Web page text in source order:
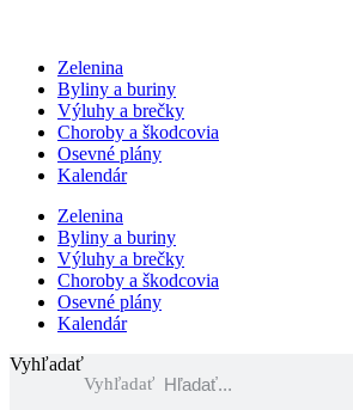
Zelenina
Byliny a buriny
Výluhy a brečky
Choroby a škodcovia
Osevné plány
Kalendár
Zelenina
Byliny a buriny
Výluhy a brečky
Choroby a škodcovia
Osevné plány
Kalendár
Vyhľadať
Vyhľadať